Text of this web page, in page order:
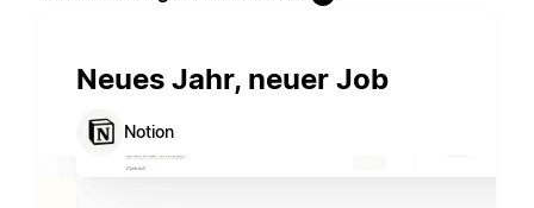
Neues Jahr, neuer Job
Notion